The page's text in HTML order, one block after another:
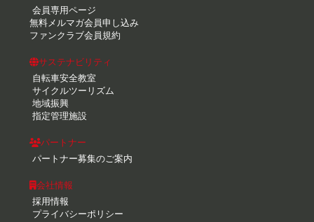
会員専用ページ
無料メルマガ会員申し込み
ファンクラブ会員規約
サステナビリティ
自転車安全教室
サイクルツーリズム
地域振興
指定管理施設
パートナー
パートナー募集のご案内
会社情報
採用情報
プライバシーポリシー